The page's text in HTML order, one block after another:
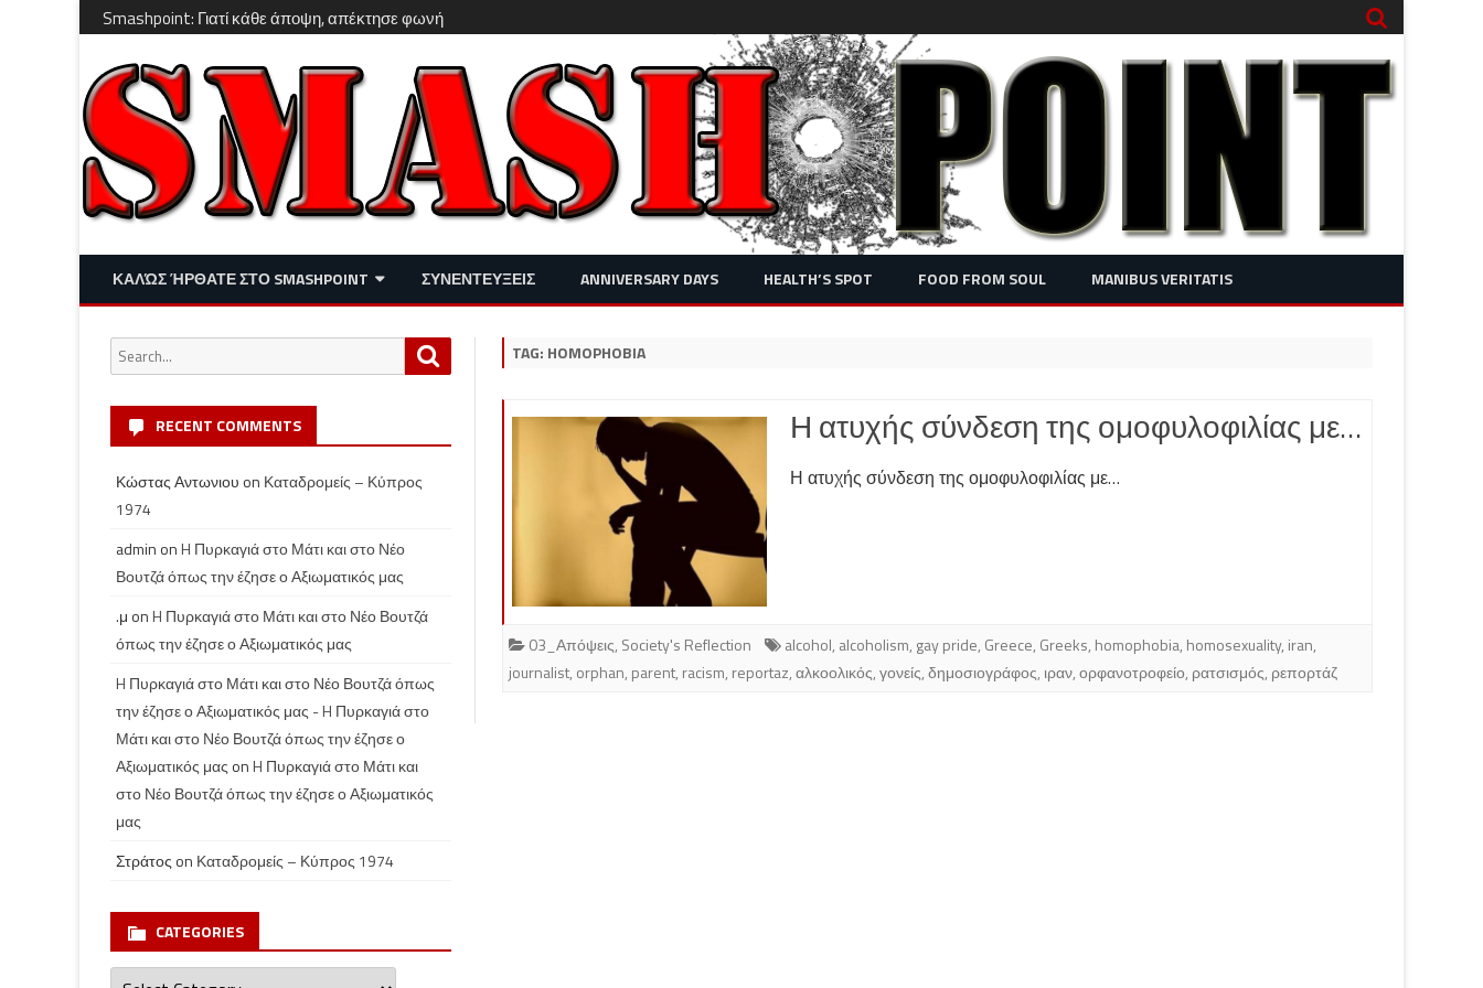
Smashpoint: Γιατί κάθε άποψη, απέκτησε φωνή
Skip
content
ΚΑΛΏΣ ΉΡΘΑΤΕ ΣΤΟ SMASHPOINT
ΔΙΑΣΚΈΔΑΣΗ – LIFESTYLE
ΣΥΝΕΝΤΕΥΞΕΙΣ ANNIVERSARY DAYS HEALTH’S SPOT FOOD FROM SOUL MANIBUS VERITATIS
TAG: HOMOPHOBIA
Η ατυχής σύνδεση της ομοφυλοφιλίας με…
Η ατυχής σύνδεση της ομοφυλοφιλίας με…
03_Απόψεις, Society's Reflection alcohol, alcoholism, gay pride, Greece, Greeks, homophobia, homosexuality, iran,
journalist, orphan, parent, racism, reportaz,αλκοολικός,γονείς,δημοσιογράφος, ιραν,ορφανοτροφείο, ρατσισμός, ρεπορτάζ
Search
for:
RECENT COMMENTS
Κώστας Αντωνιου on Καταδρομείς – Κύπρος
1974
admin onH Πυρκαγιά στο Μάτι και στο Νέο
Βουτζά όπως την έζησε ο Αξιωματικός μας
.μ onH Πυρκαγιά στο Μάτι και στο Νέο Βουτζά
όπως την έζησε ο Αξιωματικός μας
H Πυρκαγιά στο Μάτι και στο Νέο Βουτζά όπως
την έζησε ο Αξιωματικός μας - H Πυρκαγιά στο
Μάτι και στο Νέο Βουτζά όπως την έζησε ο
Αξιωματικός μας onH Πυρκαγιά στο Μάτι και
στο Νέο Βουτζά όπως την έζησε ο Αξιωματικός
μας
Στράτος on Καταδρομείς – Κύπρος 1974
CATEGORIES
Categories